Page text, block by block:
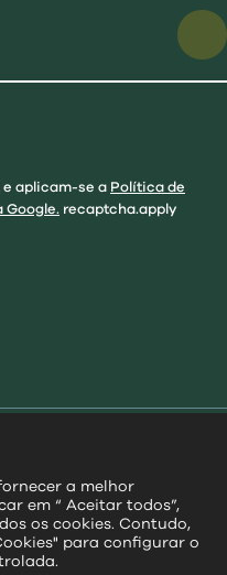
a melhor
em “ Aceitar todos”,
os cookies. Contudo,
para configurar o
e aplicam-se a Política de
Google. recaptcha.apply